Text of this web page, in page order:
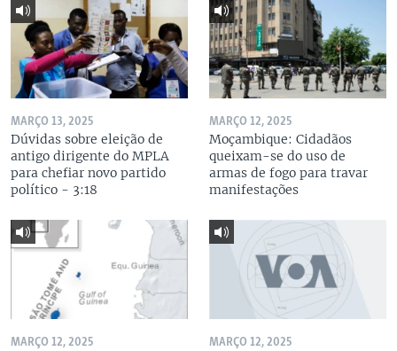
MARÇO 13, 2025
Dúvidas sobre eleição de
antigo dirigente do MPLA
para chefiar novo partido
político - 3:18
MARÇO 12, 2025
Moçambique: Cidadãos
queixam-se do uso de
armas de fogo para travar
manifestações
MARÇO 12, 2025 MARÇO 12, 2025